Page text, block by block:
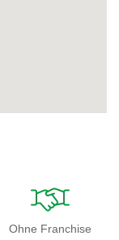
Ohne Franchise